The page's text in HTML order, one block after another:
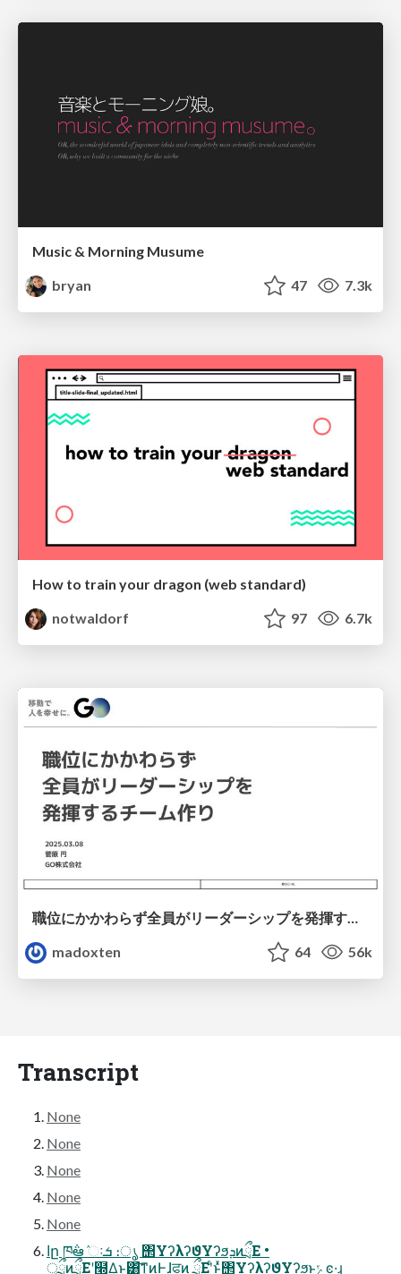
Music & Morning Musume
bryan
47 7.3k
How to train your dragon (web standard)
notwaldorf
97 6.7k
madoxten
64 56k
Transcript
None
None
None
None
None
اը ཁ݅ఆٛ ઃܭ ։ൃ ΢ΥʔλʔϑΥʔϧܕͷྲྀΕ •
্ྲྀͷྲྀΕʹ໭Δ͜ͱ͸ܾͯ͠ͳ͍ͷͰɺਫͷ ྲྀΕʹͨͱ͑ͯ΢ΥʔλʔϑΥʔϧͱݺͼ·͢ɻ